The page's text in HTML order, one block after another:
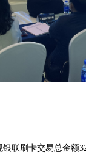
刷卡交易总金额